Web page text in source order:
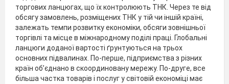
торгових ланцюгах, що їх контролюють ТНК. Через те від
обсягу замовлень, розміщених ТНК у тій чи іншій країні,
залежать темпи розвитку економіки, обсяги зовнішньої
торгівлі та місце в міжнародному поділі праці. Глобальні
ланцюги доданої вартості ґрунтуються на трьох
основних підвалинах. По-перше, підприємства з різних
країн об’єднано в скоординовану мережу. По-друге, все
більша частка товарів і послуг у світовій економіці має